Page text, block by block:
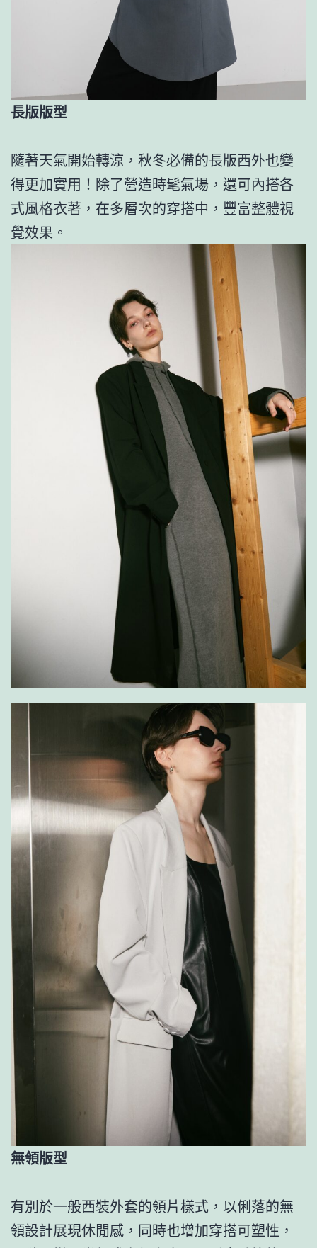
長版版型
隨著天氣開始轉涼，秋冬必備的長版西外也變
得更加實用！除了營造時髦氣場，還可內搭各
式風格衣著，在多層次的穿搭中，豐富整體視
覺效果。
無領版型
有別於一般西裝外套的領片樣式，以俐落的無
領設計展現休閒感，同時也增加穿搭可塑性，